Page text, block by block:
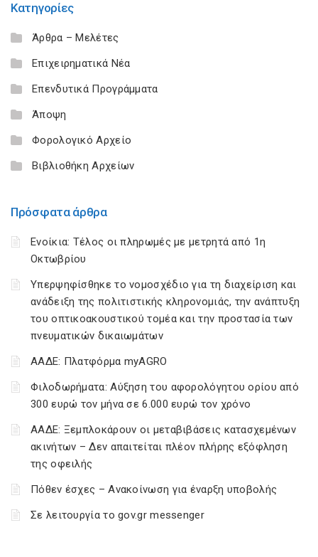
Κατηγορίες
Άρθρα – Μελέτες
Επιχειρηματικά Νέα
Επενδυτικά Προγράμματα
Άποψη
Φορολογικό Αρχείο
Βιβλιοθήκη Αρχείων
Πρόσφατα άρθρα
Ενοίκια: Τέλος οι πληρωμές με μετρητά από 1η
Οκτωβρίου
Υπερψηφίσθηκε το νομοσχέδιο για τη διαχείριση και
ανάδειξη της πολιτιστικής κληρονομιάς, την ανάπτυξη
του οπτικοακουστικού τομέα και την προστασία των
πνευματικών δικαιωμάτων
ΑΑΔΕ: Πλατφόρμα myAGRO
Φιλοδωρήματα: Αύξηση του αφορολόγητου ορίου από
300 ευρώ τον μήνα σε 6.000 ευρώ τον χρόνο
ΑΑΔΕ: Ξεμπλοκάρουν οι μεταβιβάσεις κατασχεμένων
ακινήτων – Δεν απαιτείται πλέον πλήρης εξόφληση
της οφειλής
Πόθεν έσχες – Ανακοίνωση για έναρξη υποβολής
Σε λειτουργία το gov.gr messenger